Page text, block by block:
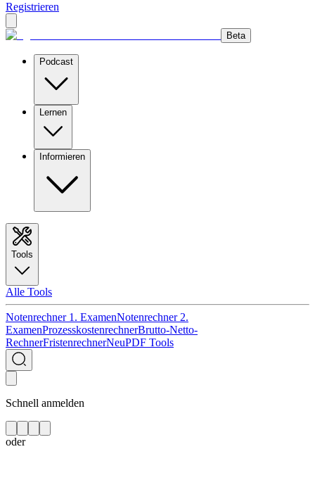
Registrieren
Beta
Podcast
Lernen
Informieren
Tools
Alle Tools
Notenrechner 1. ExamenNotenrechner 2.
ExamenProzesskostenrechnerBrutto-Netto-
RechnerFristenrechnerNeuPDF Tools
Schnell anmelden
oder